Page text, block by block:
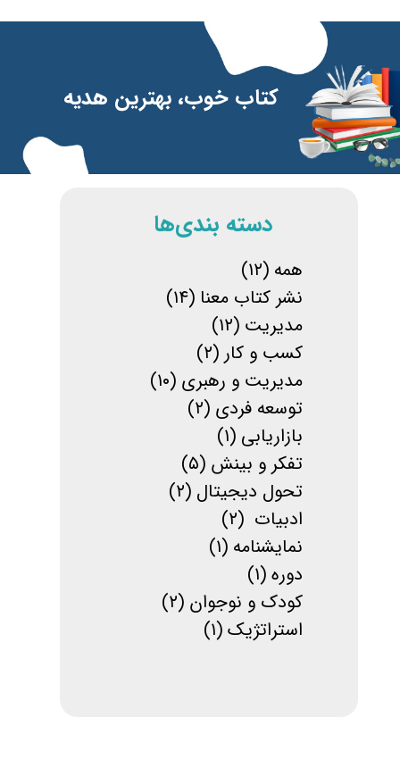
​​کتاب خوب، بهترین هدیه
همه (۱۲)
نشر کتاب معنا (۱۴)
مدیریت (۱۲)
کسب و کار(۲)
مدیریت و رهبری (۱۰)
توسعه فردی (۲)
بازاریابی (۱)
تفکر و بینش (۵)
تحول دیجیتال (۲)
ادبیات (۲)
نمایشنامه (۱)
دوره(۱)
کودک و نوجوان (۲)
استراتژیک(۱)
​دسته بندی‌ها